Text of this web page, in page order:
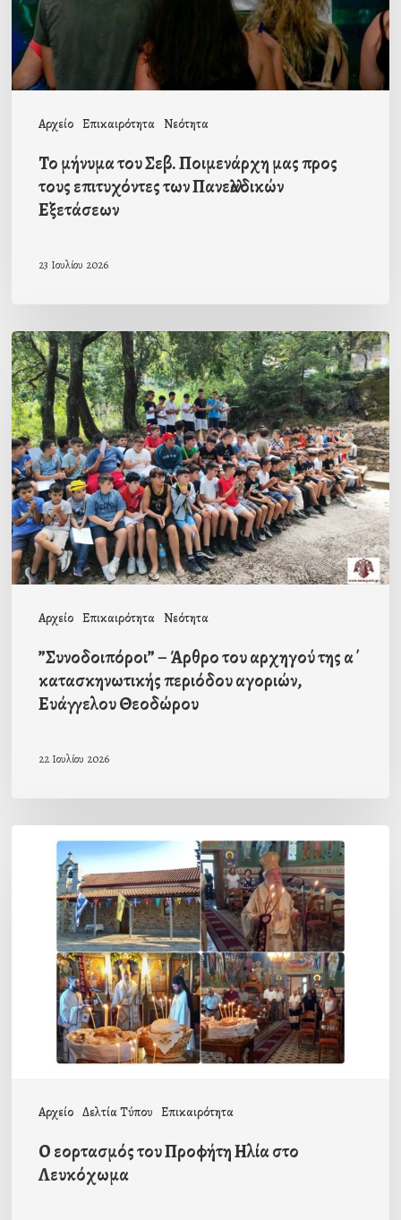
Αρχείο Επικαιρότητα Νεότητα
προς
τους
επιτυχόντες
Πανελλαδικών
Εξετάσεων
Το μήνυμα του Σεβ. Ποιμενάρχη μας προς
τους επιτυχόντες των Πανελλαδικών
Εξετάσεων
23 Ιουλίου 2026
Αρχείο Επικαιρότητα Νεότητα
”Συνοδοιπόροι”
–
Άρθρο
του
αρχηγού
της
α΄
κατασκηνωτικής
περιόδου
Ευάγγελου
Θεοδώρου
”Συνοδοιπόροι” – Άρθρο του αρχηγού της α΄
κατασκηνωτικής περιόδου αγοριών,
Ευάγγελου Θεοδώρου
22 Ιουλίου 2026
Αρχείο Δελτία Τύπου Επικαιρότητα
εορτασμός
Προφήτη
Λευκόχωμα
Ο εορτασμός του Προφήτη Ηλία στο
Λευκόχωμα